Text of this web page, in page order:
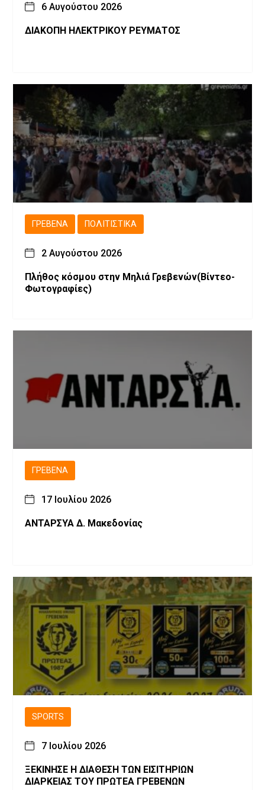
6 Αυγούστου 2026
ΔΙΑΚΟΠΗ ΗΛΕΚΤΡΙΚΟΥ ΡΕΥΜΑΤΟΣ
ΓΡΕΒΕΝΆ ΠΟΛΙΤΙΣΤΙΚΆ
2 Αυγούστου 2026
Πλήθος κόσμου στην Μηλιά Γρεβενών(Βίντεο-
Φωτογραφίες)
ΓΡΕΒΕΝΆ
17 Ιουλίου 2026
ΑΝΤΑΡΣΥΑ Δ. Μακεδονίας
SPORTS
7 Ιουλίου 2026
ΞΕΚΙΝΗΣΕ Η ΔΙΑΘΕΣΗ ΤΩΝ ΕΙΣΙΤΗΡΙΩΝ
ΔΙΑΡΚΕΙΑΣ ΤΟΥ ΠΡΩΤΕΑ ΓΡΕΒΕΝΩΝ